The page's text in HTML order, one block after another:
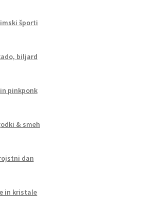
športi
biljard
pinkponk
& smeh
dan
in kristale